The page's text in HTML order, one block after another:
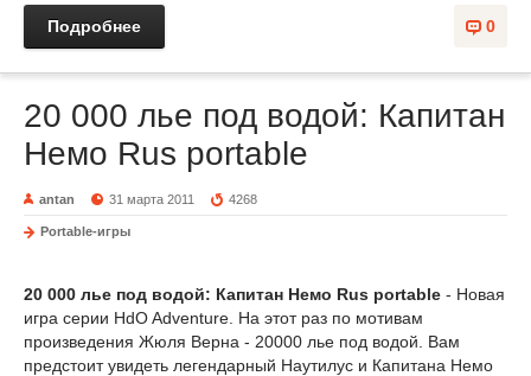
0
Подробнее
20 000 лье под водой: Капитан
Немо Rus portable
antan 31 марта 2011 4268
Portable-игры
20 000 лье под водой: Капитан Немо Rus portable - Новая
игра серии HdO Adventure. На этот раз по мотивам
произведения Жюля Верна - 20000 лье под водой. Вам
предстоит увидеть легендарный Наутилус и Капитана Немо